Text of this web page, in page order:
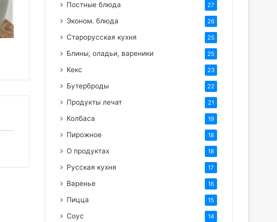
Постные блюда 27
Эконом. блюда 26
Старорусская кухня 25
Блины, оладьи, вареники 25
Кекс 23
Бутерброды 22
Продукты лечат 21
Колбаса 19
Пирожное 18
О продуктах 18
Русская кухня 17
Варенье 16
Пицца 15
Соус 14